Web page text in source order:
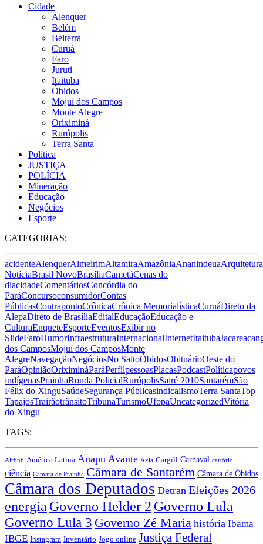
Cidade
Alenquer
Belém
Belterra
Curuá
Faro
Juruti
Itaituba
Óbidos
Mojuí dos Campos
Monte Alegre
Oriximiná
Rurópolis
Terra Santa
Política
JUSTIÇA
POLÍCIA
Mineração
Educação
Negócios
Esporte
CATEGORIAS:
acidenteAlenquerAlmeirimAltamiraAmazôniaAnanindeuaArquitetura
NotíciaBrasil NovoBrasíliaCametáCenas do
diacidadeComentáriosConcórdia do
ParáConcursoconsumidorContas
PúblicasContrapontoCrônicaCrônica MemorialísticaCuruáDireto da
AlepaDireto de BrasíliaEditalEducaçãoEducação e
CulturaEnqueteEsporteEventosExibir no
SlideFaroHumorInfraestruturaInternacionalInternetItaituba
dos CamposMojuí dos CamposMonte
AlegreNavegaçãoNegóciosNo SaltoÓbidosObituárioOeste do
ParáOpiniãoOriximináParáPerfilpessoasPlacasPodcastPolíticapovos
indígenasPrainhaRonda PolicialRurópolisSairé 2010SantarémSão
Félix do XinguSaúdeSegurança PúblicasindicalismoTerra SantaTop
TapajósTrairãotrânsitoTribunaTurismoUfopaUncategorizedVitória
do Xingu
TAGS:
Airbnb América Latina Anapu Avante Axia Cargill Carnaval cartório
ciência Câmara de Prainha Câmara de Santarém Câmara de Óbidos
Câmara dos Deputados Detran Eleições 2026
energia Governo Helder 2 Governo Lula
Governo Lula 3 Governo Zé Maria história Ibama
IBGE Instagram Inventário Jogo online Justiça Federal